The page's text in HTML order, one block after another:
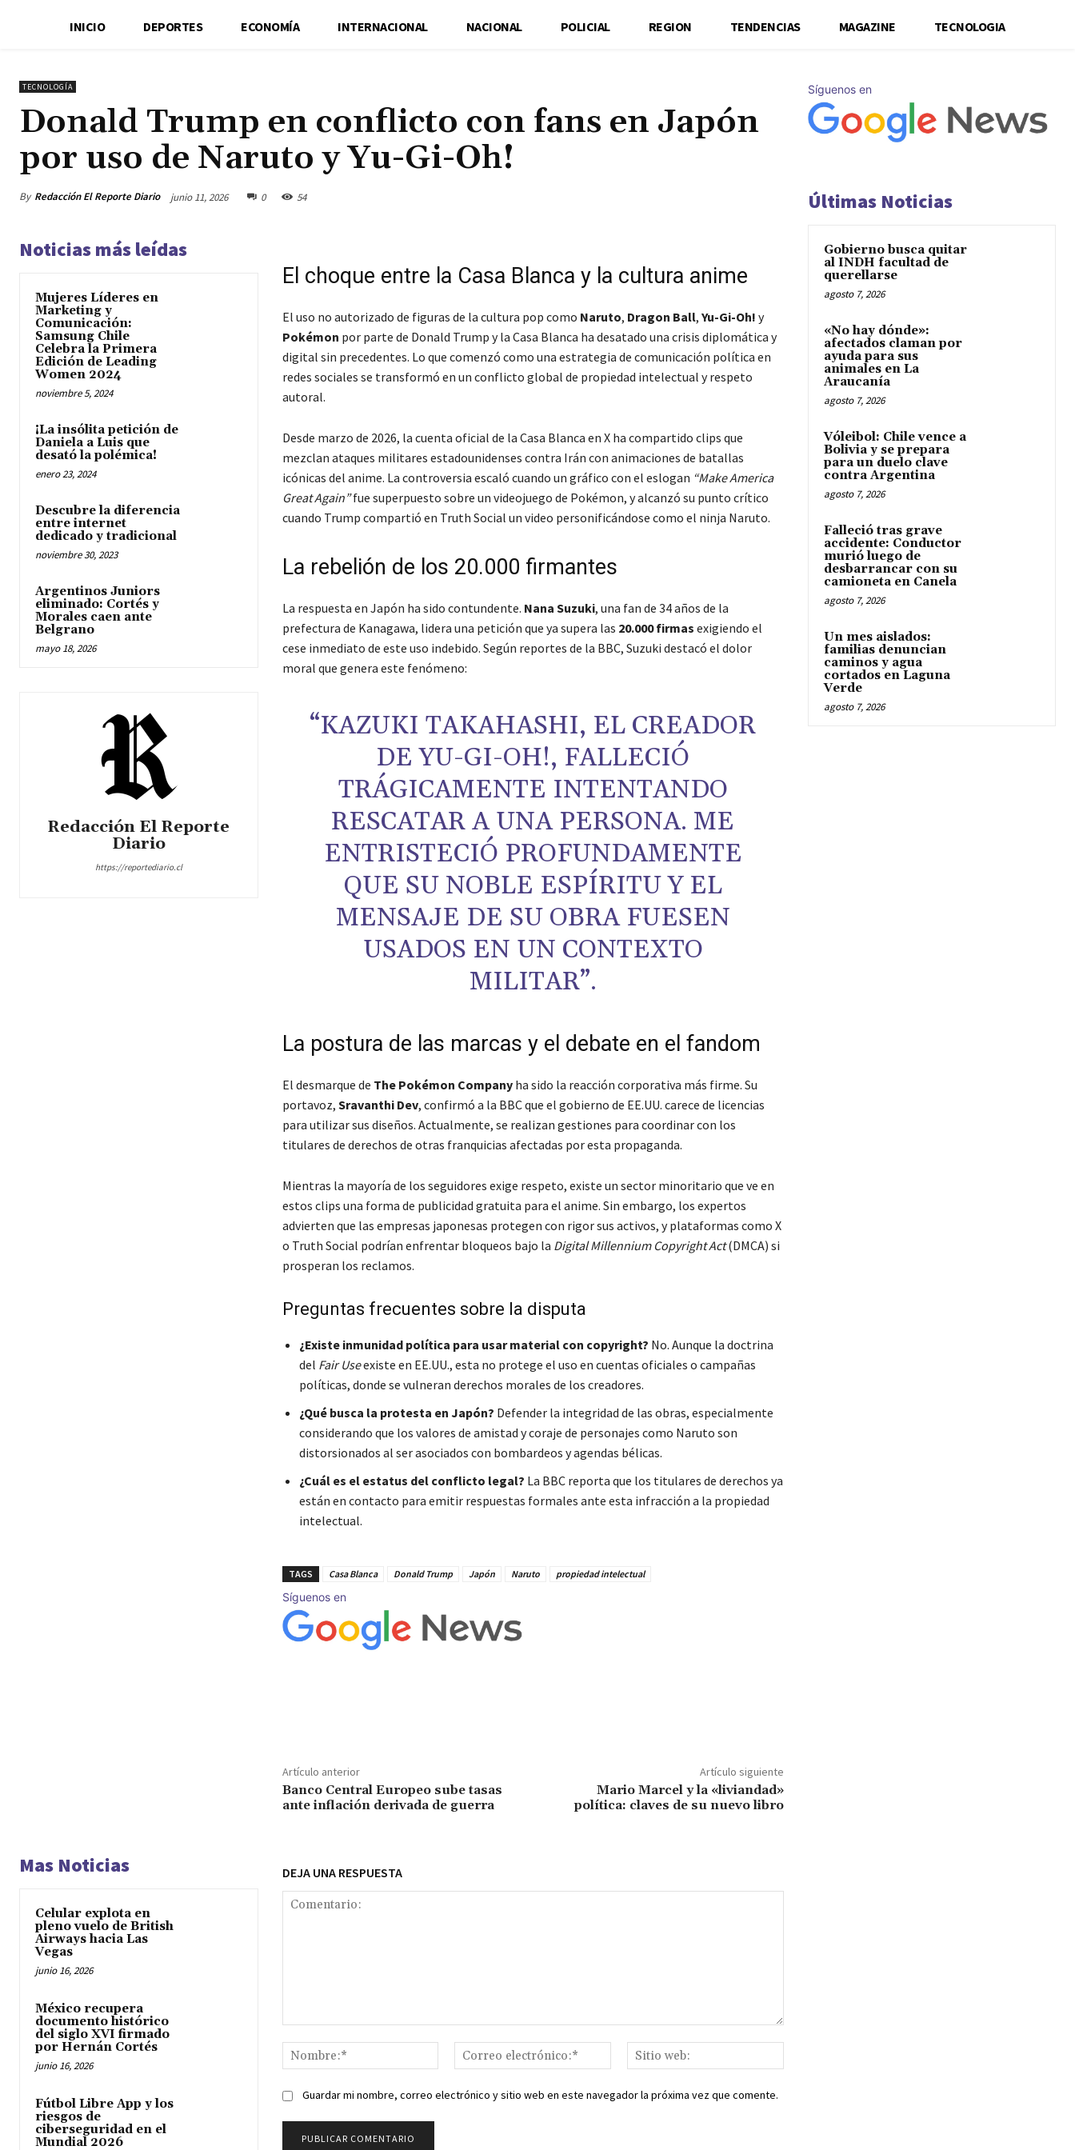
INICIO DEPORTES ECONOMÍA INTERNACIONAL NACIONAL POLICIAL REGION TENDENCIAS MAGAZINE TECNOLOGIA
TECNOLOGÍA
Donald Trump en conflicto con fans en Japón
por uso de Naruto y Yu-Gi-Oh!
By Redacción El Reporte Diario junio 11, 2026 0 54
Noticias más leídas
Mujeres Líderes en
Marketing y
Comunicación:
Samsung Chile
Celebra la Primera
Edición de Leading
Women 2024
noviembre 5, 2024
¡La insólita petición de
Daniela a Luis que
desató la polémica!
enero 23, 2024
Descubre la diferencia
entre internet
dedicado y tradicional
noviembre 30, 2023
Argentinos Juniors
eliminado: Cortés y
Morales caen ante
Belgrano
mayo 18, 2026
Redacción El Reporte
Diario
https://reportediario.cl
El choque entre la Casa Blanca y la cultura anime
El uso no autorizado de figuras de la cultura pop como Naruto, Dragon Ball, Yu-Gi-Oh! y
Pokémon por parte de Donald Trump y la Casa Blanca ha desatado una crisis diplomática y
digital sin precedentes. Lo que comenzó como una estrategia de comunicación política en
redes sociales se transformó en un conflicto global de propiedad intelectual y respeto
autoral.
Desde marzo de 2026, la cuenta oficial de la Casa Blanca en X ha compartido clips que
mezclan ataques militares estadounidenses contra Irán con animaciones de batallas
icónicas del anime. La controversia escaló cuando un gráfico con el eslogan “Make America
Great Again”fue superpuesto sobre un videojuego de Pokémon, y alcanzó su punto crítico
cuando Trump compartió en Truth Social un video personificándose como el ninja Naruto.
La rebelión de los 20.000 firmantes
La respuesta en Japón ha sido contundente. Nana Suzuki, una fan de 34 años de la
prefectura de Kanagawa, lidera una petición que ya supera las 20.000 firmas exigiendo el
cese inmediato de este uso indebido. Según reportes de la BBC, Suzuki destacó el dolor
moral que genera este fenómeno:
“KAZUKI TAKAHASHI, EL CREADOR
DE YU-GI-OH!, FALLECIÓ
TRÁGICAMENTE INTENTANDO
RESCATAR A UNA PERSONA. ME
ENTRISTECIÓ PROFUNDAMENTE
QUE SU NOBLE ESPÍRITU Y EL
MENSAJE DE SU OBRA FUESEN
USADOS EN UN CONTEXTO
MILITAR”.
La postura de las marcas y el debate en el fandom
El desmarque de The Pokémon Companyha sido la reacción corporativa más firme. Su
portavoz, Sravanthi Dev, confirmó a la BBC que el gobierno de EE.UU. carece de licencias
para utilizar sus diseños. Actualmente, se realizan gestiones para coordinar con los
titulares de derechos de otras franquicias afectadas por esta propaganda.
Mientras la mayoría de los seguidores exige respeto, existe un sector minoritario que ve en
estos clips una forma de publicidad gratuita para el anime. Sin embargo, los expertos
advierten que las empresas japonesas protegen con rigor sus activos, y plataformas como X
o Truth Social podrían enfrentar bloqueos bajo la Digital Millennium Copyright Act(DMCA) si
prosperan los reclamos.
Preguntas frecuentes sobre la disputa
¿Existe inmunidad política para usar material con copyright? No. Aunque la doctrina
del Fair Useexiste en EE.UU., esta no protege el uso en cuentas oficiales o campañas
políticas, donde se vulneran derechos morales de los creadores.
¿Qué busca la protesta en Japón? Defender la integridad de las obras, especialmente
considerando que los valores de amistad y coraje de personajes como Naruto son
distorsionados al ser asociados con bombardeos y agendas bélicas.
¿Cuál es el estatus del conflicto legal? La BBC reporta que los titulares de derechos ya
están en contacto para emitir respuestas formales ante esta infracción a la propiedad
intelectual.
TAGS Casa Blanca Donald Trump Japón Naruto propiedad intelectual
Síguenos en
Artículo anterior
Banco Central Europeo sube tasas
ante inflación derivada de guerra
Artículo siguiente
Mario Marcel y la «liviandad»
política: claves de su nuevo libro
Mas Noticias
Celular explota en
pleno vuelo de British
Airways hacia Las
Vegas
junio 16, 2026
México recupera
documento histórico
del siglo XVI firmado
por Hernán Cortés
junio 16, 2026
Fútbol Libre App y los
riesgos de
ciberseguridad en el
Mundial 2026
DEJA UNA RESPUESTA
Nombre:*
Correo
electrónico:*
web:
Guardar mi nombre, correo electrónico y sitio web en este navegador la próxima vez que comente.
Síguenos en
Últimas Noticias
Gobierno busca quitar
al INDH facultad de
querellarse
agosto 7, 2026
«No hay dónde»:
afectados claman por
ayuda para sus
animales en La
Araucanía
agosto 7, 2026
Vóleibol: Chile vence a
Bolivia y se prepara
para un duelo clave
contra Argentina
agosto 7, 2026
Falleció tras grave
accidente: Conductor
murió luego de
desbarrancar con su
camioneta en Canela
agosto 7, 2026
Un mes aislados:
familias denuncian
caminos y agua
cortados en Laguna
Verde
agosto 7, 2026